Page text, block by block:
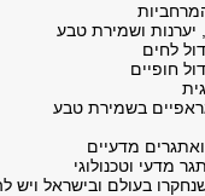
יערנות ושמירת טבע
לחים
חופיים
בשמירת טבע
מדעיים
מדעי וטכנולוגי
בעולם ובישראל ויש